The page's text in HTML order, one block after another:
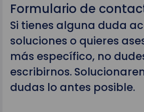
Formulario de
Si tienes alguna duda
soluciones o quieres
más específico, no
escribirnos.
dudas lo antes posible.